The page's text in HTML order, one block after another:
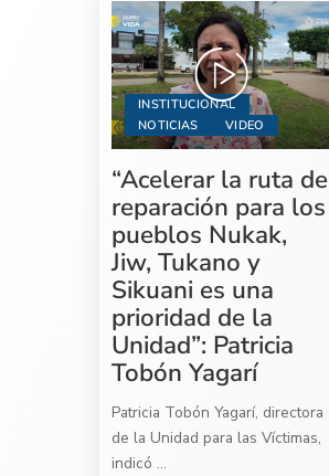
INSTITUCIONAL
NOTICIAS
VIDEO
“Acelerar la ruta de
reparación para los
pueblos Nukak,
Jiw, Tukano y
Sikuani es una
prioridad de la
Unidad”: Patricia
Tobón Yagarí
Patricia Tobón Yagarí, directora
de la Unidad para las Víctimas,
indicó ...